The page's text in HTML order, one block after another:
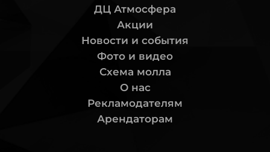
ДЦ Атмосфера
Акции
Новости и события
Фото и видео
Схема молла
О нас
Рекламодателям
Арендаторам